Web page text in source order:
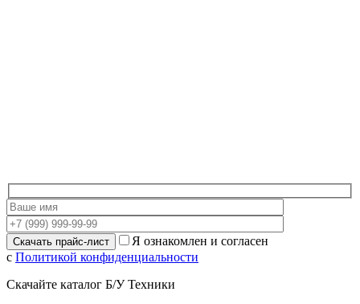
Я ознакомлен и согласен
с Политикой конфиденциальности
Скачайте каталог Б/У Техники